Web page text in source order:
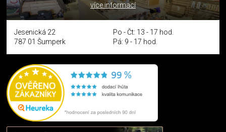
více informací
Jesenická 22
787 01 Šumperk
Po - Čt: 13 - 17 hod.
Pá: 9 - 17 hod.